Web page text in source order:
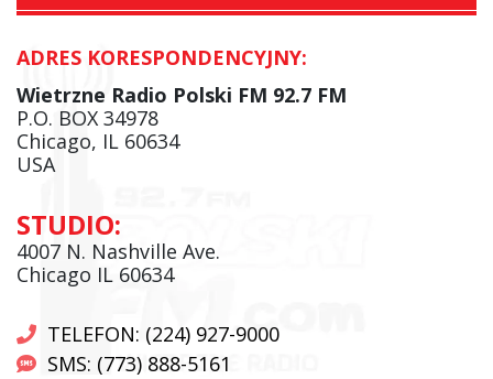
ADRES KORESPONDENCYJNY:
Wietrzne Radio Polski FM 92.7 FM
P.O. BOX 34978
Chicago, IL 60634
USA
STUDIO:
4007 N. Nashville Ave.
Chicago IL 60634
TELEFON: (224) 927-9000
SMS: (773) 888-5161